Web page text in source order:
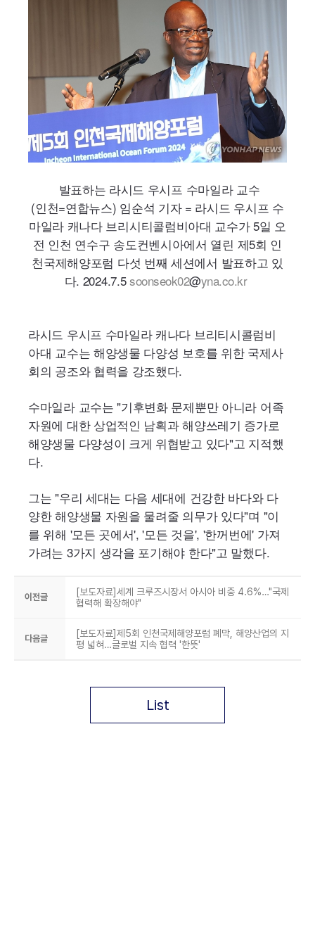
발표하는 라시드 우시프 수마일라 교수
(인천=연합뉴스) 임순석 기자 = 라시드 우시프 수
마일라 캐나다 브리시티콜럼비아대 교수가 5일 오
전 인천 연수구 송도컨벤시아에서 열린 제5회 인
천국제해양포럼 다섯 번째 세션에서 발표하고 있
다. 2024.7.5soonseok02@yna.co.kr
라시드 우시프 수마일라 캐나다 브리티시콜럼비
아대 교수는 해양생물 다양성 보호를 위한 국제사
회의 공조와 협력을 강조했다.
수마일라 교수는 "기후변화 문제뿐만 아니라 어족
자원에 대한 상업적인 남획과 해양쓰레기 증가로
해양생물 다양성이 크게 위협받고 있다"고 지적했
다.
그는 "우리 세대는 다음 세대에 건강한 바다와 다
양한 해양생물 자원을 물려줄 의무가 있다"며 "이
를 위해 '모든 곳에서', '모든 것을', '한꺼번에' 가져
가려는 3가지 생각을 포기해야 한다"고 말했다.
이전글
[보도자료]세계 크루즈시장서 아시아 비중 4.6%…"국제
협력해 확장해야"
다음글
[보도자료]제5회 인천국제해양포럼 폐막, 해양산업의 지
평 넓혀…글로벌 지속 협력 '한뜻'
List